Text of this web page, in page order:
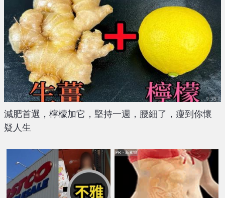
減肥首選，檸檬加它，堅持一週，腰細了，瘦到你懷
疑人生
PR・新素簡